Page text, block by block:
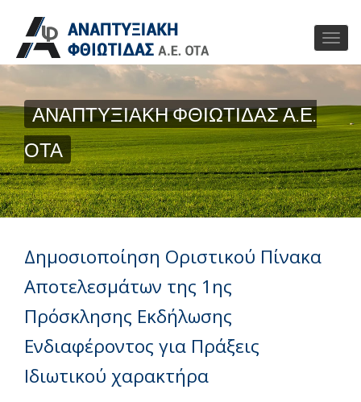
ΑΝΑΠΤΥΞΙΑΚΗ ΦΘΙΩΤΙΔΑΣ Α.Ε.
ΟΤΑ
Δημοσιοποίηση Οριστικού Πίνακα
Αποτελεσμάτων της 1ης
Πρόσκλησης Εκδήλωσης
Ενδιαφέροντος για Πράξεις
Ιδιωτικού χαρακτήρα